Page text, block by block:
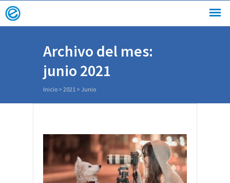
Archivo del mes:
junio 2021
Inicio > 2021 > Junio